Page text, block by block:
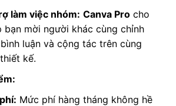
làm việc nhóm: Canva Procho
bạn mời người khác cùng chỉnh
luận và cộng tác trên cùng
kế.
Mức phí hàng tháng không hề